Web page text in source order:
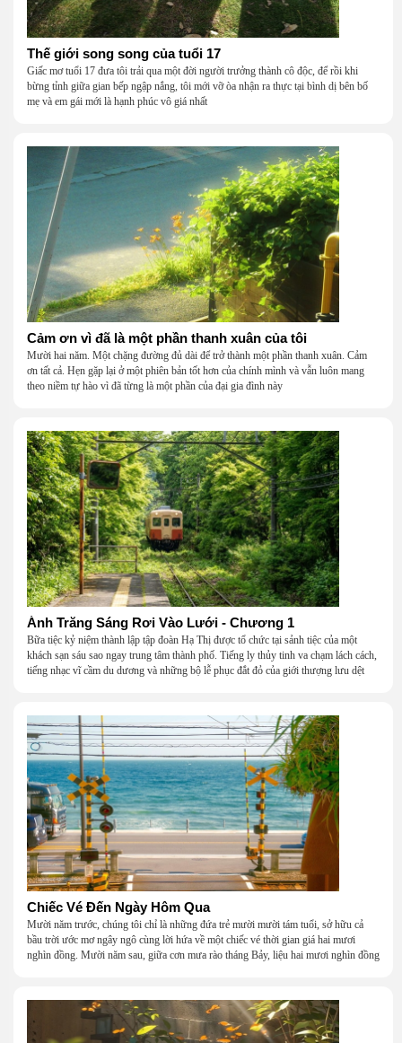
Thế giới song song của tuổi 17
Giấc mơ tuổi 17 đưa tôi trải qua một đời người trưởng thành cô độc, để rồi khi
bừng tỉnh giữa gian bếp ngập nắng, tôi mới vỡ òa nhận ra thực tại bình dị bên bố
mẹ và em gái mới là hạnh phúc vô giá nhất
Cảm ơn vì đã là một phần thanh xuân của tôi
Mười hai năm. Một chặng đường đủ dài để trở thành một phần thanh xuân. Cảm
ơn tất cả. Hẹn gặp lại ở một phiên bản tốt hơn của chính mình và vẫn luôn mang
theo niềm tự hào vì đã từng là một phần của đại gia đình này
Ánh Trăng Sáng Rơi Vào Lưới - Chương 1
Bữa tiệc kỷ niệm thành lập tập đoàn Hạ Thị được tổ chức tại sảnh tiệc của một
khách sạn sáu sao ngay trung tâm thành phố. Tiếng ly thủy tinh va chạm lách cách,
tiếng nhạc vĩ cầm du dương và những bộ lễ phục đắt đỏ của giới thượng lưu dệt
Chiếc Vé Đến Ngày Hôm Qua
Mười năm trước, chúng tôi chỉ là những đứa trẻ mười mười tám tuổi, sở hữu cả
bầu trời ước mơ ngây ngô cùng lời hứa về một chiếc vé thời gian giá hai mươi
nghìn đồng. Mười năm sau, giữa cơn mưa rào tháng Bảy, liệu hai mươi nghìn đồng